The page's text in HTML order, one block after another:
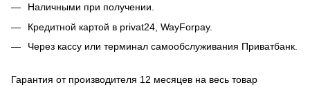
Наличными при получении.
Кредитной картой в privat24, WayForpay.
Через кассу или терминал самообслуживания Приватбанк.
Гарантия от производителя 12 месяцев на весь товар